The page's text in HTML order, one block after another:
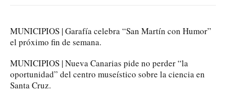
MUNICIPIOS | Garafía celebra “San Martín con Humor”
el próximo fin de semana.
MUNICIPIOS | Nueva Canarias pide no perder “la
oportunidad” del centro museístico sobre la ciencia en
Santa Cruz.